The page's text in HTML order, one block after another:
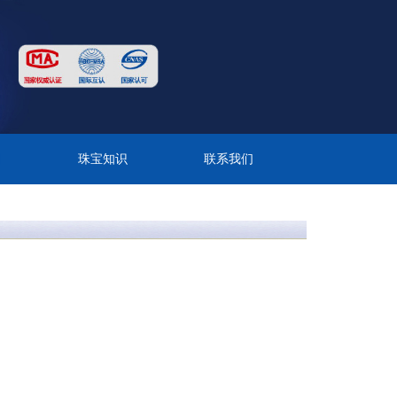
珠宝知识 联系我们